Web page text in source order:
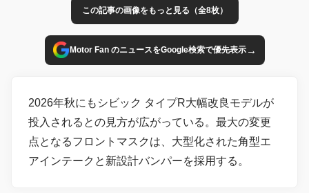
この記事の画像をもっと見る（全8枚）
Motor Fan のニュースをGoogle検索で優先表示→
2026年秋にもシビック タイプR大幅改良モデルが
投入されるとの見方が広がっている。最大の変更
点となるフロントマスクは、大型化された角型エ
アインテークと新設計バンパーを採用する。